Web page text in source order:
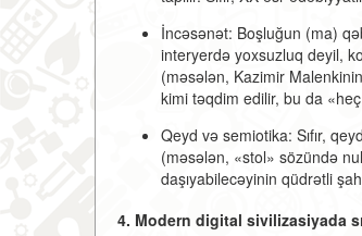
İncəsənət: Boşluğun (ma)
interyerdə yoxsuzluq deyil,
(məsələn, Kazimir
kimi təqdim edilir, bu da
Qeyd və semiotika: Sıfır,
(məsələn, «stol» sözündə
daşıyabilecəyinin qüdrətli
4. Modern digital sivilizasiyada